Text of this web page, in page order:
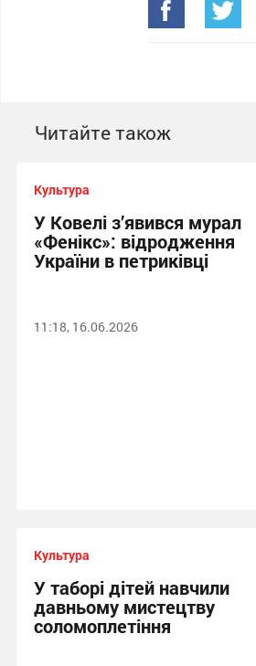
Читайте також
Культура
У Ковелі з’явився мурал
«Фенікс»: відродження
України в петриківці
11:18, 16.06.2026
Культура
У таборі дітей навчили
давньому мистецтву
соломоплетіння